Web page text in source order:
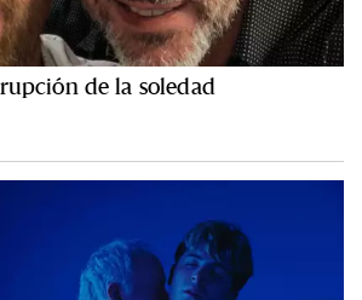
de la soledad